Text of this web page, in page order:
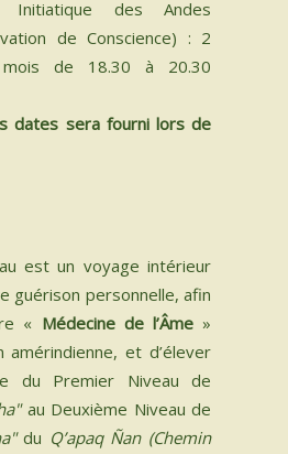
Initiatique des Andes
de Conscience) : 2
de 18.30 à 20.30
dates sera fourni lors de
est un voyage intérieur
guérison personnelle, afin
« Médecine de l’Âme»
amérindienne, et d’élever
du Premier Niveau de
au Deuxième Niveau de
du Q’apaq Ñan (Chemin